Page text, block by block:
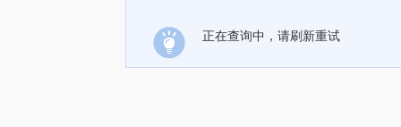
正在查询中，请刷新重试